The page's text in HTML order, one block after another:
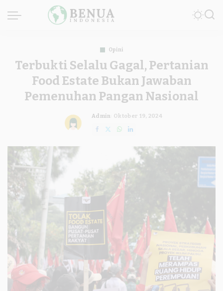
Opini
Terbukti Selalu Gagal, Pertanian
Food Estate Bukan Jawaban
Pemenuhan Pangan Nasional
Posted
by
Admin Oktober 19, 2024